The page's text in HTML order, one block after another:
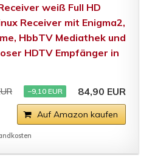
weiß Full HD
Receiver mit Enigma2,
HbbTV Mediathek und
HDTV Empfänger in
−9,10 EUR 84,90 EUR
Auf Amazon kaufen